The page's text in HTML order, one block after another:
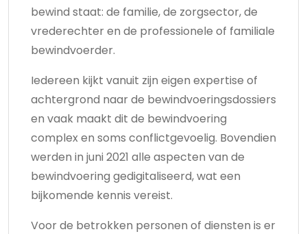
bewind staat: de familie, de zorgsector, de
vrederechter en de professionele of familiale
bewindvoerder.
Iedereen kijkt vanuit zijn eigen expertise of
achtergrond naar de bewindvoeringsdossiers
en vaak maakt dit de bewindvoering
complex en soms conflictgevoelig. Bovendien
werden in juni 2021 alle aspecten van de
bewindvoering gedigitaliseerd, wat een
bijkomende kennis vereist.
Voor de betrokken personen of diensten is er